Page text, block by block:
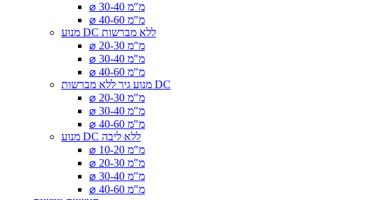
⌀ 30-40 מ"מ
⌀ 40-60 מ"מ
מנוע DC ללא מברשות
⌀ 20-30 מ"מ
⌀ 30-40 מ"מ
⌀ 40-60 מ"מ
מנוע גיר ללא מברשות DC
⌀ 20-30 מ"מ
⌀ 30-40 מ"מ
⌀ 40-60 מ"מ
מנוע DC ללא ליבה
⌀ 10-20 מ"מ
⌀ 20-30 מ"מ
⌀ 30-40 מ"מ
⌀ 40-60 מ"מ